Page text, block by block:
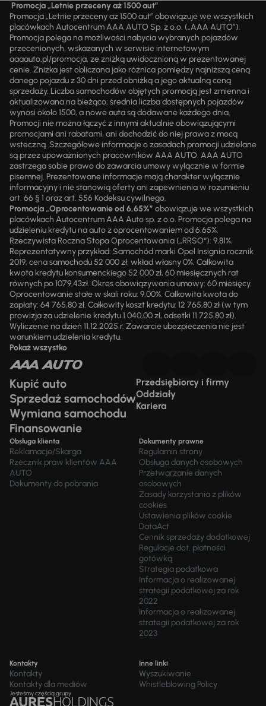
Promocja „Letnie przeceny aż 1500 aut”
Promocja „Letnie przeceny aż 1500 aut” obowiązuje we wszystkich
placówkach Autocentrum AAA AUTO Sp. z o.o. („AAA AUTO”).
Promocja polega na możliwości nabycia wybranych pojazdów
przecenionych, wskazanych w serwisie internetowym
aaaauto.pl/promocja, ze zniżką uwidocznioną w prezentowanej
cenie. Zniżka jest obliczana jako różnica pomiędzy najniższą ceną
danego pojazdu z 30 dni przed obniżką a jego aktualną ceną
sprzedaży. Liczba samochodów objętych promocją jest zmienna i
aktualizowana na bieżąco; średnia liczba dostępnych pojazdów
wynosi około 1500, a nowe auta są dodawane każdego dnia.
Promocji nie można łączyć z innymi aktualnie obowiązującymi
promocjami ani rabatami, ani dochodzić do niej prawa z mocą
wsteczną. Szczegółowe informacje o zasadach promocji udzielane
są przez upoważnionych pracowników AAA AUTO. AAA AUTO
zastrzega sobie prawo do zawarcia umowy wyłącznie w formie
pisemnej. Prezentowane informacje mają charakter wyłącznie
informacyjny i nie stanowią oferty ani zapewnienia w rozumieniu
art. 66 § 1 oraz art. 556 Kodeksu cywilnego.
Promocja „Oprocentowanie od 6,65%” obowiązuje we wszystkich
placówkach Autocentrum AAA Auto sp. z o.o. Promocja polega na
udzieleniu kredytu na auto z oprocentowaniem od 6,65%.
Rzeczywista Roczna Stopa Oprocentowania („RRSO“): 9,81%.
Reprezentatywny przykład: Samochód marki Opel Insignia rocznik
2019, cena samochodu 52 000 zł, wkład własny 0%. Całkowita
kwota kredytu konsumenckiego 52 000 zł, 60 miesięcznych rat
równych po 1079,43zł. Okres obowiązywania umowy: 60 miesięcy.
Oprocentowanie stałe w skali roku: 9,00%. Całkowita kwota do
zapłaty: 64 765,80 zł. Całkowity koszt kredytu: 12 765,80 zł (w tym
prowizja za udzielenie kredytu 1 040,00 zł, odsetki 11 725,80 zł).
Wyliczenie na dzień 11.12.2025 r. Zawarcie ubezpieczenia nie jest
warunkiem udzielenia kredytu.
Pokaż wszystko
Kupić auto
Sprzedaż samochodów
Wymiana samochodu
Finansowanie
Przedsiębiorcy i firmy
Oddziały
Kariera
Obsługa klienta
Reklamacje/Skarga
Rzecznik praw klientów AAA
AUTO
Dokumenty do pobrania
Dokumenty prawne
Regulamin strony
Obsługa danych osobowych
Przetwarzanie danych
osobowych
Zasady korzystania z plików
cookies
Ustawienia plików cookie
DataAct
Cennik sprzedaży dodatkowej
Regulacje dot. płatności
gotówką
Strategia podatkowa
Informacja o realizowanej
strategii podatkowej za rok
2022
Informacja o realizowanej
strategii podatkowej za rok
2023
Kontakty
Kontakty
Kontakty dla mediów
Inne linki
Wyszukiwanie
Whistleblowing Policy
Jesteśmy częścią grupy